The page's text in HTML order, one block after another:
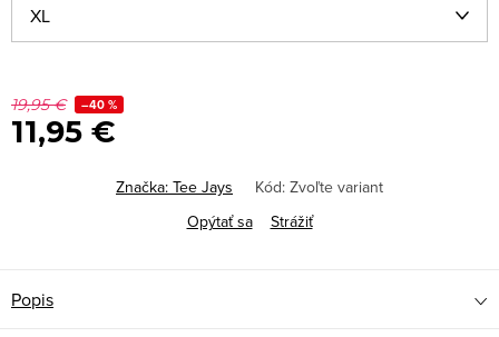
19,95 € –40 %
11,95 €
Značka: Tee Jays Kód: Zvoľte variant
Opýtať sa
Strážiť
Popis